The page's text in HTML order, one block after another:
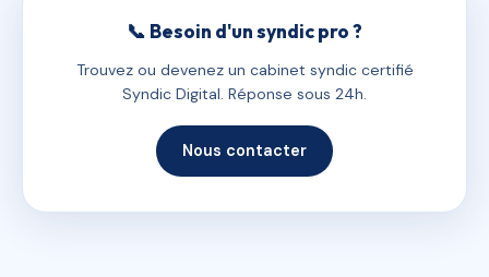
📞 Besoin d'un syndic pro ?
Trouvez ou devenez un cabinet syndic certifié
Syndic Digital. Réponse sous 24h.
Nous contacter